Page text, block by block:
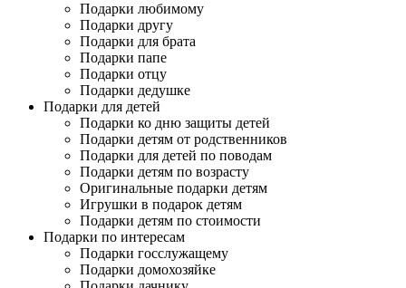
Подарки любимому
Подарки другу
Подарки для брата
Подарки папе
Подарки отцу
Подарки дедушке
Подарки для детей
Подарки ко дню защиты детей
Подарки детям от родственников
Подарки для детей по поводам
Подарки детям по возрасту
Оригинальные подарки детям
Игрушки в подарок детям
Подарки детям по стоимости
Подарки по интересам
Подарки госслужащему
Подарки домохозяйке